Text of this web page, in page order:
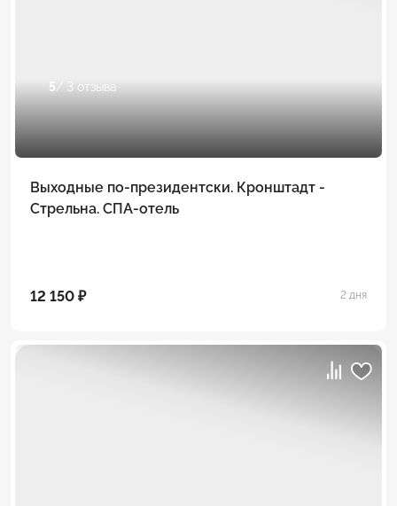
5/ 3 отзыва
Выходные по-президентски. Кронштадт -
Стрельна. СПА-отель
12 150 ₽ 2 дня